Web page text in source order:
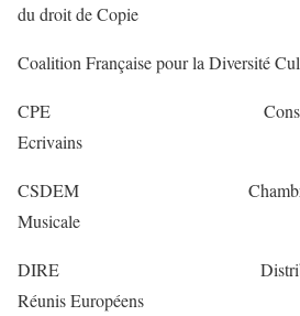
du droit de Copie
Coalition Française pour la
CPE Conseil
Ecrivains
CSDEM Chambre
Musicale
DIRE Distributeurs
Réunis Européens